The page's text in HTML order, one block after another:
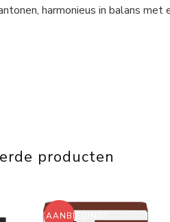
harmonieus in balans met
producten
AANBIEDING!